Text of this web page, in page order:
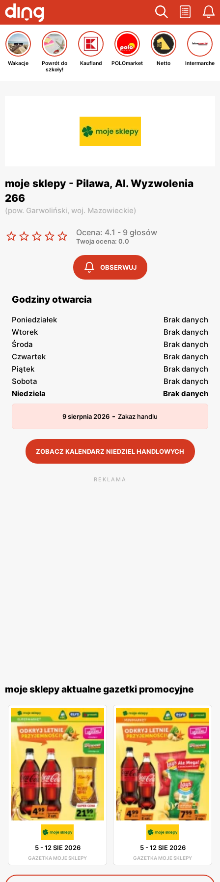
Wakacje
Powrót do
szkoły!
Kaufland POLOmarket Netto Intermarche
moje sklepy - Pilawa, Al. Wyzwolenia
266
(pow. Garwoliński, woj. Mazowieckie)
Ocena: 4.1 - 9 głosów
Twoja ocena: 0.0
OBSERWUJ
Godziny otwarcia
Poniedziałek
Brak danych
Wtorek
Brak danych
Środa
Brak danych
Czwartek
Brak danych
Piątek
Brak danych
Sobota
Brak danych
Niedziela
Brak danych
9 sierpnia 2026 - Zakaz handlu
ZOBACZ KALENDARZ NIEDZIEL HANDLOWYCH
REKLAMA
moje sklepy aktualne gazetki promocyjne
5-12 SIE 2026
GAZETKA MOJE SKLEPY
5-12 SIE 2026
GAZETKA MOJE SKLEPY